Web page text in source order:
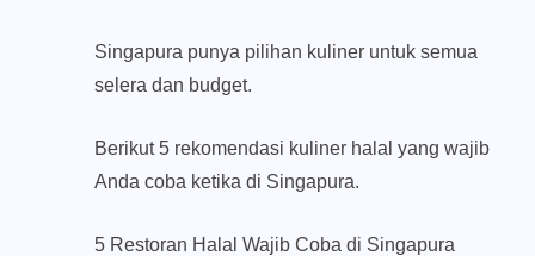
Singapura punya pilihan kuliner untuk semua
selera dan budget.
Berikut 5 rekomendasi kuliner halal yang wajib
Anda coba ketika di Singapura.
5 Restoran Halal Wajib Coba di Singapura